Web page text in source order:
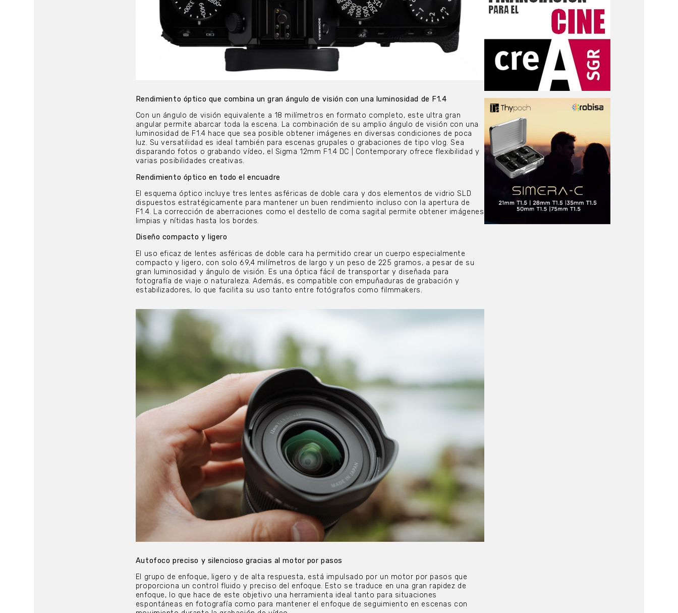
Rendimiento óptico que combina un gran ángulo de visión con una luminosidad de F1.4
Con un ángulo de visión equivalente a 18 milímetros en formato completo, este ultra gran
angular permite abarcar toda la escena. La combinación de su amplio ángulo de visión con una
luminosidad de F1.4 hace que sea posible obtener imágenes en diversas condiciones de poca
luz. Su versatilidad es ideal también para escenas grupales o grabaciones de tipo vlog. Sea
disparando fotos o grabando vídeo, el Sigma 12mm F1.4 DC | Contemporary ofrece flexibilidad y
varias posibilidades creativas.
Rendimiento óptico en todo el encuadre
El esquema óptico incluye tres lentes asféricas de doble cara y dos elementos de vidrio SLD
dispuestos estratégicamente para mantener un buen rendimiento incluso con la apertura de
F1.4. La corrección de aberraciones como el destello de coma sagital permite obtener imágenes
limpias y nítidas hasta los bordes.
Diseño compacto y ligero
El uso eficaz de lentes asféricas de doble cara ha permitido crear un cuerpo especialmente
compacto y ligero, con solo 69,4 milímetros de largo y un peso de 225 gramos, a pesar de su
gran luminosidad y ángulo de visión. Es una óptica fácil de transportar y diseñada para
fotografía de viaje o naturaleza. Además, es compatible con empuñaduras de grabación y
estabilizadores, lo que facilita su uso tanto entre fotógrafos como filmmakers.
Autofoco preciso y silencioso gracias al motor por pasos
El grupo de enfoque, ligero y de alta respuesta, está impulsado por un motor por pasos que
proporciona un control fluido y preciso del enfoque. Esto se traduce en una gran rapidez de
enfoque, lo que hace de este objetivo una herramienta ideal tanto para situaciones
espontáneas en fotografía como para mantener el enfoque de seguimiento en escenas con